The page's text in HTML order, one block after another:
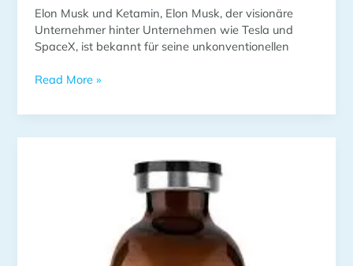
Elon Musk und Ketamin, Elon Musk, der visionäre
Unternehmer hinter Unternehmen wie Tesla und
SpaceX, ist bekannt für seine unkonventionellen
Read More »
Sicherheitsmaßnahmen